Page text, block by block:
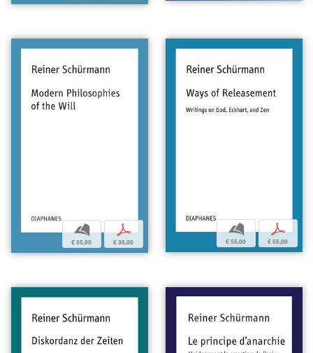
b
€ 35,00
p
€ 35,00
b
€ 55,00
p
€ 55,00